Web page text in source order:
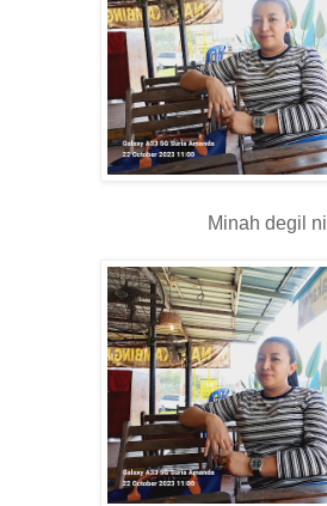
Minah degil ni